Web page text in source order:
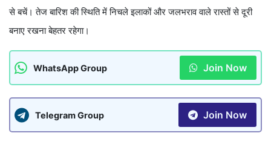
से बचें। तेज बारिश की स्थिति में निचले इलाकों और जलभराव वाले रास्तों से दूरी
बनाए रखना बेहतर रहेगा।
WhatsApp Group Join Now
Telegram Group Join Now